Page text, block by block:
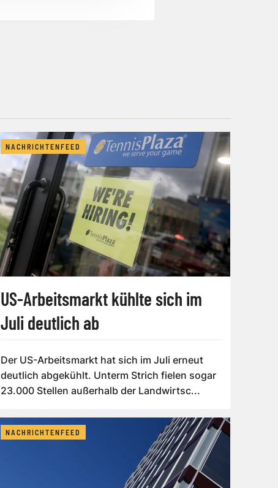
NACHRICHTENFEED
US-Arbeitsmarkt kühlte sich im
Juli deutlich ab
Der US-Arbeitsmarkt hat sich im Juli erneut
deutlich abgekühlt. Unterm Strich fielen sogar
23.000 Stellen außerhalb der Landwirtsc...
NACHRICHTENFEED